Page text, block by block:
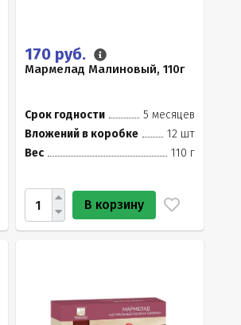
170 руб.
Мармелад Малиновый, 110г
Срок годности
5 месяцев
Вложений в коробке
12 шт
Вес
110 г
В корзину